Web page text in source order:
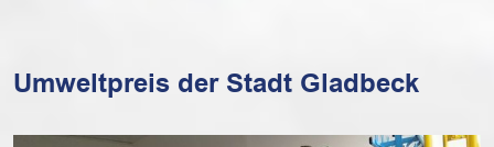
Umweltpreis der Stadt Gladbeck